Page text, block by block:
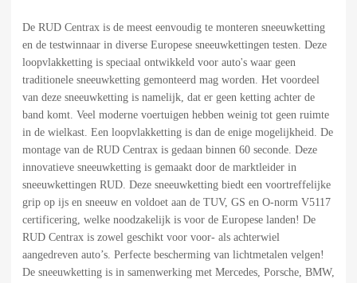
De RUD Centrax is de meest eenvoudig te monteren sneeuwketting
en de testwinnaar in diverse Europese sneeuwkettingen testen. Deze
loopvlakketting is speciaal ontwikkeld voor auto's waar geen
traditionele sneeuwketting gemonteerd mag worden. Het voordeel
van deze sneeuwketting is namelijk, dat er geen ketting achter de
band komt. Veel moderne voertuigen hebben weinig tot geen ruimte
in de wielkast. Een loopvlakketting is dan de enige mogelijkheid. De
montage van de RUD Centrax is gedaan binnen 60 seconde. Deze
innovatieve sneeuwketting is gemaakt door de marktleider in
sneeuwkettingen RUD. Deze sneeuwketting biedt een voortreffelijke
grip op ijs en sneeuw en voldoet aan de TUV, GS en O-norm V5117
certificering, welke noodzakelijk is voor de Europese landen! De
RUD Centrax is zowel geschikt voor voor- als achterwiel
aangedreven auto’s. Perfecte bescherming van lichtmetalen velgen!
De sneeuwketting is in samenwerking met Mercedes, Porsche, BMW,